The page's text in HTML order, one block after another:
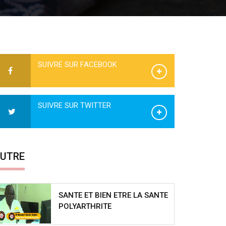
SUIVRE SUR FACEBOOK
SUIVRE SUR TWITTER
SANTE ET BIEN ETRE LA SANTE
POLYARTHRITE